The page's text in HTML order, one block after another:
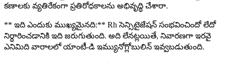
కణాలకు వ్యతిరేకంగా ప్రతిరోధకాలను అభివృద్ధి చేశారా.
** ఇది ఎందుకు ముఖ్యమైనది:** Rh సెన్సిటైజేషన్ సంభవించిందో లేదో
నిర్ధారించడానికి ఇది జరుగుతుంది. అది లేనట్లయితే, నివారణగా ఇరవై
ఎనిమిది వారాలలో యాంటీ-డి ఇమ్యునోగ్లోబులిన్ ఇవ్వబడుతుంది.